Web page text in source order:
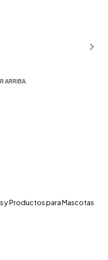
ARRIBA
y Productos para Mascotas